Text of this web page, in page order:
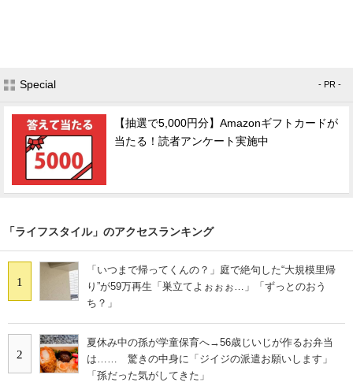
Special - PR -
【抽選で5,000円分】Amazonギフトカードが
当たる！読者アンケート実施中
「ライフスタイル」のアクセスランキング
1
「いつまで帰ってくんの？」庭で絶句した“大規模里帰
り”が59万再生「巣立てよぉぉぉ…」「ずっとのおう
ち？」
2
夏休み中の孫が学童保育へ→56歳じいじが作るお弁当
は…… 驚きの中身に「ジイジの派遣お願いします」
「孫だった気がしてきた」